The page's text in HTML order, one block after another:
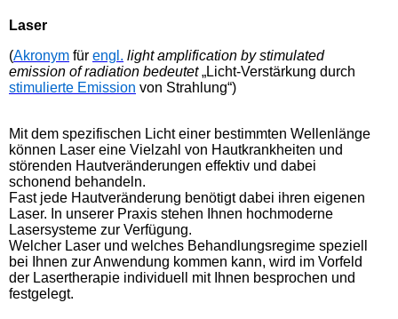
Laser
(Akronym für engl. light amplification by stimulated
emission of radiation bedeutet„Licht-Verstärkung durch
stimulierte Emission von Strahlung“)
Mit dem spezifischen Licht einer bestimmten Wellenlänge
können Laser eine Vielzahl von Hautkrankheiten und
störenden Hautveränderungen effektiv und dabei
schonend behandeln.
Fast jede Hautveränderung benötigt dabei ihren eigenen
Laser. In unserer Praxis stehen Ihnen hochmoderne
Lasersysteme zur Verfügung.
Welcher Laser und welches Behandlungsregime speziell
bei Ihnen zur Anwendung kommen kann, wird im Vorfeld
der Lasertherapie individuell mit Ihnen besprochen und
festgelegt.